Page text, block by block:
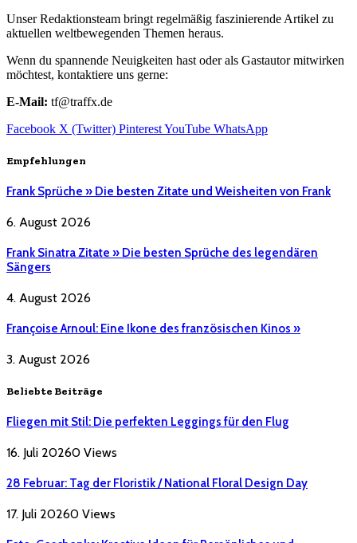
Unser Redaktionsteam bringt regelmäßig faszinierende Artikel zu
aktuellen weltbewegenden Themen heraus.
Wenn du spannende Neuigkeiten hast oder als Gastautor mitwirken
möchtest, kontaktiere uns gerne:
E-Mail: tf@traffx.de
Facebook X (Twitter) PinterestYouTube WhatsApp
Empfehlungen
Frank Sprüche » Die besten Zitate und Weisheiten von Frank
6. August 2026
Frank Sinatra Zitate » Die besten Sprüche des legendären
Sängers
4. August 2026
Françoise Arnoul: Eine Ikone des französischen Kinos »
3. August 2026
Beliebte Beiträge
Fliegen mit Stil: Die perfekten Leggings für den Flug
16. Juli 20260 Views
28 Februar: Tag der Floristik / National Floral Design Day
17. Juli 20260 Views